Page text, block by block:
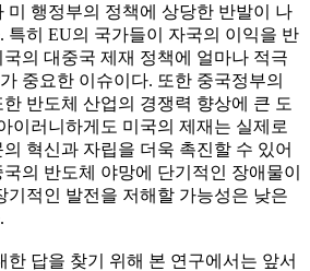
미 행정부의 정책에 상당한 반발이 나
특히 EU의 국가들이 자국의 이익을 반
의 대중국 제재 정책에 얼마나 적극
중요한 이슈이다. 또한 중국정부의
반도체 산업의 경쟁력 향상에 큰 도
이러니하게도 미국의 제재는 실제로
혁신과 자립을 더욱 촉진할 수 있어
의 반도체 야망에 단기적인 장애물이
기적인 발전을 저해할 가능성은 낮은
한 답을 찾기 위해 본 연구에서는 앞서